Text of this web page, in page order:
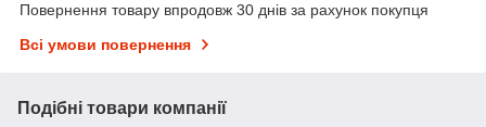
Повернення товару впродовж 30 днів за рахунок покупця
Всі умови повернення
Подібні товари компанії